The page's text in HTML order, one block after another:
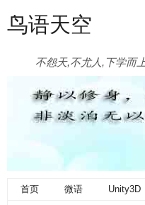
鸟语天空
不怨天,不尤人,下学而
首页 微语 Unity3D